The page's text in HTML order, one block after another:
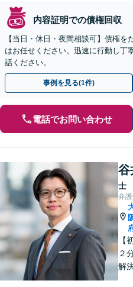
内容証明での債権回収
【当日・休日・夜間相談可】債権
はお任せください。迅速に行動し丁
話ください。
事例を見る(1件)
電話でお問い合わせ
谷
士
弁
【
２
解